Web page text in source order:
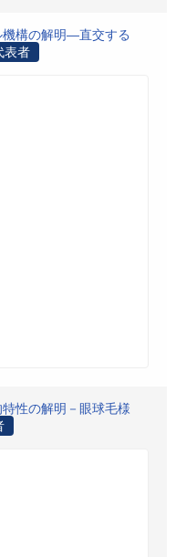
構の解明―直交する
表者
性の解明－眼球毛様